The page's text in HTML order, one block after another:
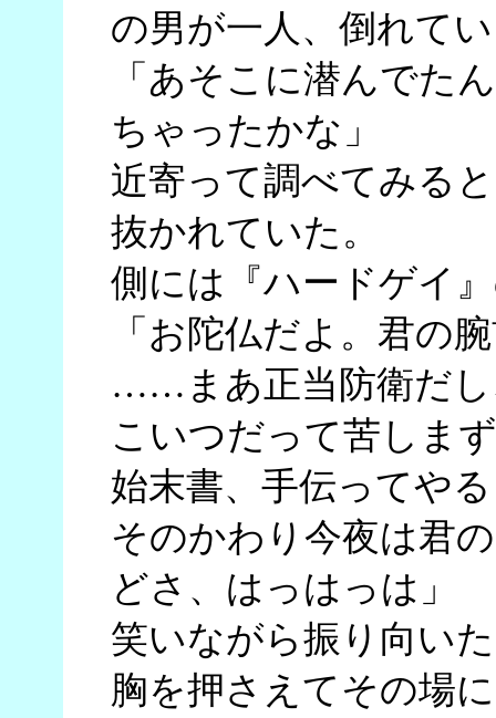
の男が一人、倒れて
「あそこに潜んで
ちゃったかな」
近寄って調べてみる
抜かれていた。
側には『ハードゲイ
「お陀仏だよ。君の
……まあ正当防衛だし
こいつだって苦しま
始末書、手伝ってや
そのかわり今夜は君
どさ、はっはっは」
笑いながら振り向い
胸を押さえてその場に